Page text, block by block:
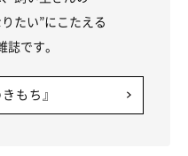
たい”にこたえる
です。
もち』